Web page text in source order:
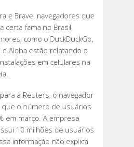
e Brave, navegadores que
certa fama no Brasil,
como o DuckDuckGo,
e Aloha estão relatando o
em celulares na
a Reuters, o navegador
que o número de usuários
em março. A empresa
10 milhões de usuários
informação não explica